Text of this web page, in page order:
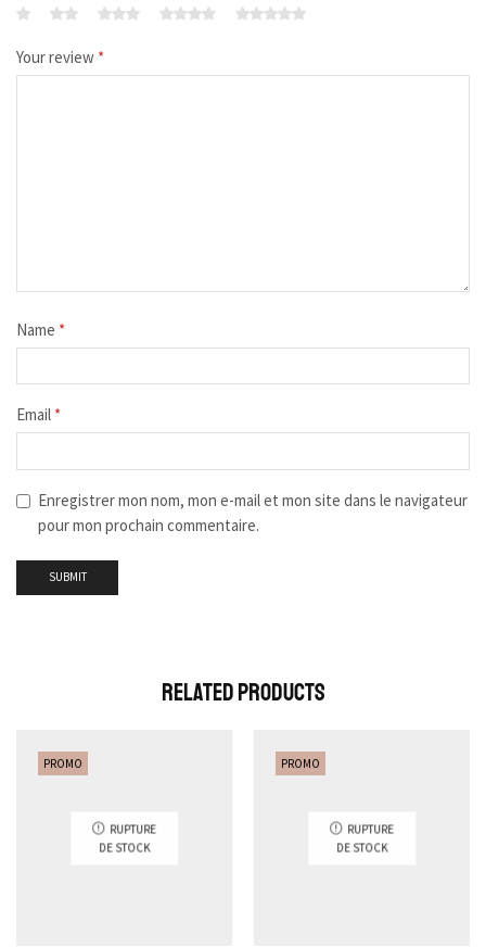
Your review *
Name *
Email *
Enregistrer mon nom, mon e-mail et mon site dans le navigateur
pour mon prochain commentaire.
Related Products
PROMO
RUPTURE
DE STOCK
PROMO
RUPTURE
DE STOCK